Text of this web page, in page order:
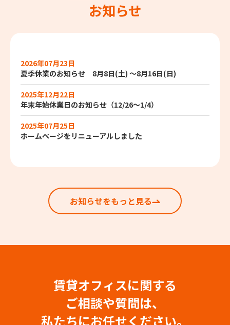
お知らせ
2026年07月23日
夏季休業のお知らせ 8月8日(土) ～8月16日(日)
2025年12月22日
年末年始休業日のお知らせ（12/26～1/4）
2025年07月25日
ホームページをリニューアルしました
お知らせをもっと見る
賃貸オフィスに関する
ご相談や質問は、
私たちにお任せください。